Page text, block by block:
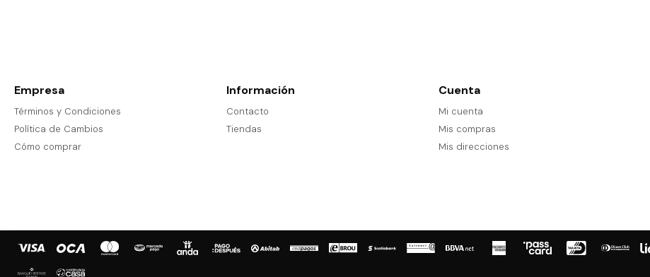
Empresa
Términos y Condiciones
Política de Cambios
Cómo comprar
Información
Contacto
Tiendas
Cuenta
Mi cuenta
Mis compras
Mis direcciones